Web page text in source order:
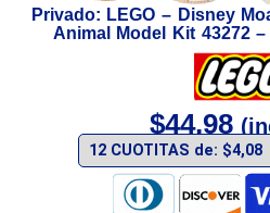
Privado: LEGO – Disney
Animal Model Kit 43272
$44,98